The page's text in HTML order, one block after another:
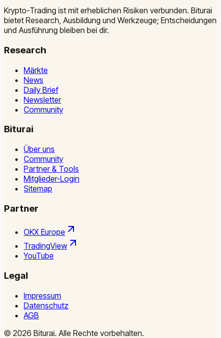
Krypto-Trading ist mit erheblichen Risiken verbunden. Biturai
bietet Research, Ausbildung und Werkzeuge; Entscheidungen
und Ausführung bleiben bei dir.
Research
Märkte
News
Daily Brief
Newsletter
Community
Biturai
Über uns
Community
Partner & Tools
Mitglieder-Login
Sitemap
Partner
OKX Europe
TradingView
YouTube
Legal
Impressum
Datenschutz
AGB
© 2026 Biturai. Alle Rechte vorbehalten.